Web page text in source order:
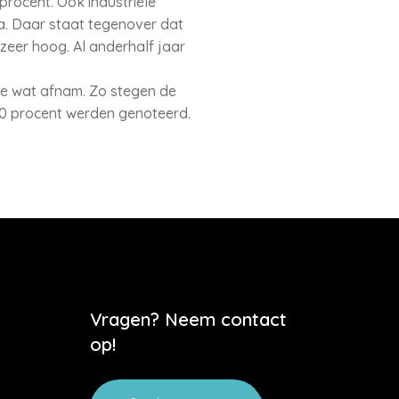
Daar staat tegenover dat
hoog. Al anderhalf jaar
wat afnam. Zo stegen de
procent werden genoteerd.
Vragen? Neem contact
op!